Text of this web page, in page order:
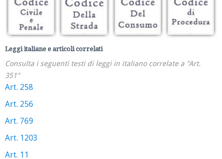
Leggi italiane e articoli correlati
Consulta i seguenti testi di leggi in italiano correlate a "Art.
351"
Art. 258
Art. 256
Art. 769
Art. 1203
Art. 11